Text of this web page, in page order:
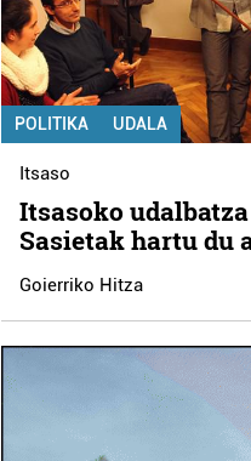
POLITIKA UDALA
Itsaso
Itsasoko
Sasietak hartu du
Goierriko Hitza